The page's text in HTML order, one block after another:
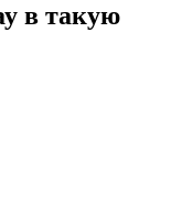
в такую